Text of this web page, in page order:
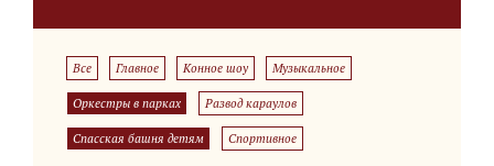
Все Главное Конное шоу Музыкальное
Оркестры в парках Развод караулов
Спасская башня детям Спортивное